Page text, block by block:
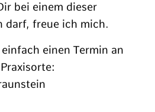
bei einem dieser
darf, freue ich mich.
einen Termin an